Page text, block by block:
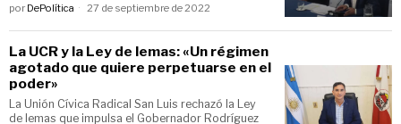
por DePolítica 27 de septiembre de 2022
La UCR y la Ley de lemas: «Un régimen
agotado que quiere perpetuarse en el
poder»
La Unión Cívica Radical San Luis rechazó la Ley
de lemas que impulsa el Gobernador Rodríguez